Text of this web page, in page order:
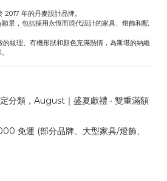
年的丹麥設計品牌。
景，包括採用永恆而現代設計的家具、燈飾和配
紋理、有機形狀和顏色充滿熱情，為斯堪的納維
分類，August｜盛夏獻禮 ‧ 雙重滿額
免運 (部分品牌、大型家具/燈飾、